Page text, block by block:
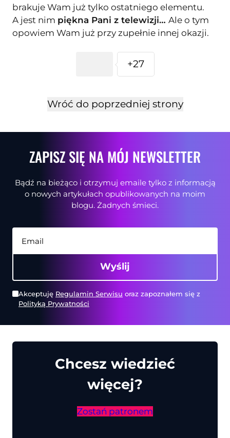
brakuje Wam już tylko ostatniego elementu.
A jest nim piękna Pani z telewizji… Ale o tym
opowiem Wam już przy zupełnie innej okazji.
+27
Wróć do poprzedniej strony
ZAPISZ SIĘ NA MÓJ NEWSLETTER
Bądź na bieżąco i otrzymuj emaile tylko z informacją
o nowych artykułach opublikowanych na moim
blogu. Żadnych śmieci.
Wyślij
Akceptuję Regulamin Serwisu oraz zapoznałem się z
Polityką Prywatności
Chcesz wiedzieć
więcej?
Zostań patronem